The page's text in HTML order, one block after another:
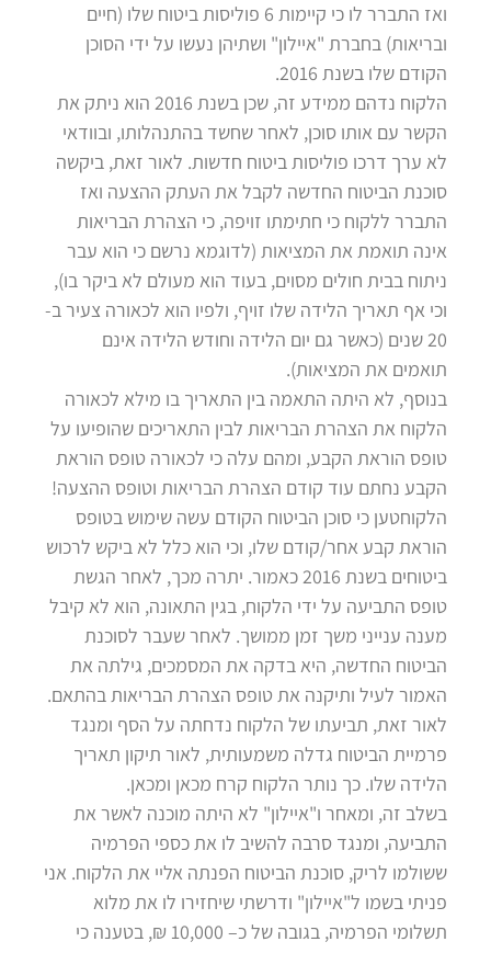
ואז התברר לו כי קיימות 6 פוליסות ביטוח שלו (חיים
ובריאות) בחברת "איילון" ושתיהן נעשו על ידי הסוכן
הקודם שלו בשנת 2016.
הלקוח נדהם ממידע זה, שכן בשנת 2016 הוא ניתק את
הקשר עם אותו סוכן, לאחר שחשד בהתנהלותו, ובוודאי
לא ערך דרכו פוליסות ביטוח חדשות. לאור זאת, ביקשה
סוכנת הביטוח החדשה לקבל את העתק ההצעה ואז
התברר ללקוח כי חתימתו זויפה, כי הצהרת הבריאות
אינה תואמת את המציאות (לדוגמא נרשם כי הוא עבר
ניתוח בבית חולים מסוים, בעוד הוא מעולם לא ביקר בו),
וכי אף תאריך הלידה שלו זויף, ולפיו הוא לכאורה צעיר ב-
20 שנים (כאשר גם יום הלידה וחודש הלידה אינם
תואמים את המציאות).
בנוסף, לא היתה התאמה בין התאריך בו מילא לכאורה
הלקוח את הצהרת הבריאות לבין התאריכים שהופיעו על
טופס הוראת הקבע, ומהם עלה כי לכאורה טופס הוראת
הקבע נחתם עוד קודם הצהרת הבריאות וטופס ההצעה!
הלקוחטען כי סוכן הביטוח הקודם עשה שימוש בטופס
הוראת קבע אחר/קודם שלו, וכי הוא כלל לא ביקש לרכוש
ביטוחים בשנת 2016 כאמור. יתרה מכך, לאחר הגשת
טופס התביעה על ידי הלקוח, בגין התאונה, הוא לא קיבל
מענה ענייני משך זמן ממושך. לאחר שעבר לסוכנת
הביטוח החדשה, היא בדקה את המסמכים, גילתה את
האמור לעיל ותיקנה את טופס הצהרת הבריאות בהתאם.
לאור זאת, תביעתו של הלקוח נדחתה על הסף ומנגד
פרמיית הביטוח גדלה משמעותית, לאור תיקון תאריך
הלידה שלו. כך נותר הלקוח קרח מכאן ומכאן.
בשלב זה, ומאחר ו"איילון" לא היתה מוכנה לאשר את
התביעה, ומנגד סרבה להשיב לו את כספי הפרמיה
ששולמו לריק, סוכנת הביטוח הפנתה אליי את הלקוח. אני
פניתי בשמו ל"איילון" ודרשתי שיחזירו לו את מלוא
תשלומי הפרמיה, בגובה של כ– 10,000 ₪, בטענה כי